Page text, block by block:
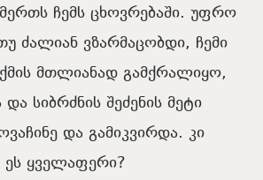
ჩემს ცხოვრებაში. უფრო
ძალიან ვზარმაცობდი, ჩემი
მთლიანად გამქრალიყო,
სიბრძნის შეძენის მეტი
და გამიკვირდა. კი
ეს ყველაფერი?